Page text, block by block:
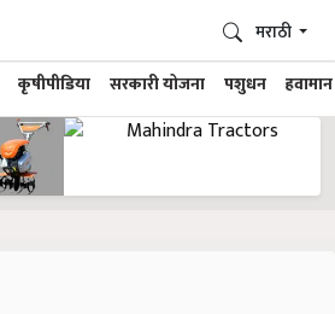
कृषीपीडिया सरकारी योजना पशुधन हवामान
मराठी